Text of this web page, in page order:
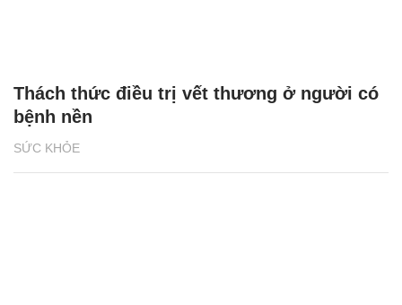
SỨC KHỎE
Thách thức điều trị vết thương ở người có
bệnh nền